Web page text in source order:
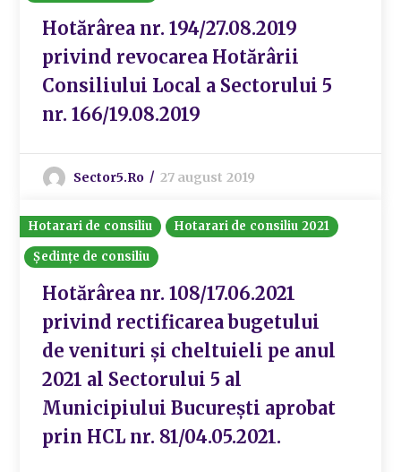
Hotărârea nr. 194/27.08.2019
privind revocarea Hotărârii
Consiliului Local a Sectorului 5
nr. 166/19.08.2019
Sector5.ro 27 august 2019
Hotarari de consiliu
Hotarari de consiliu 2021
Ședințe de consiliu
Hotărârea nr. 108/17.06.2021
privind rectificarea bugetului
de venituri și cheltuieli pe anul
2021 al Sectorului 5 al
Municipiului București aprobat
prin HCL nr. 81/04.05.2021.